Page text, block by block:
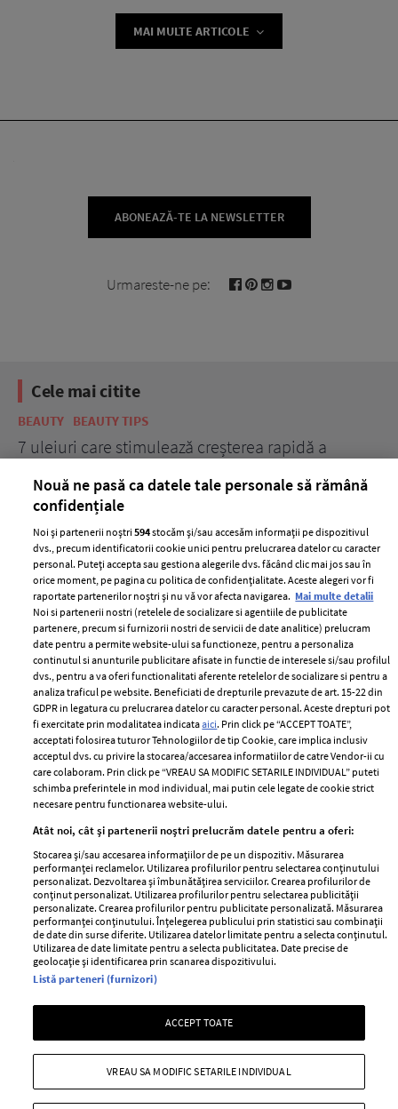
MAI MULTE ARTICOLE
ABONEAZĂ-TE LA NEWSLETTER
Urmareste-ne pe:
Cele mai citite
BEAUTY BEAUTY TIPS
7 uleiuri care stimulează creșterea rapidă a
ELLE Style Awards
2024
Despre ELLE
Romania
Contact
Abonamente
Termeni si conditii
Politica de
confidențialitate
Politica de cookies
Publicitate
GSP
Unica
Baby
Retete
femei
Viva
Avantaje
Retete practice
Pariază responsabil! Decizia ONJN nr. 821/25.09.2025.
Jocurile de noroc sunt interzise minorilor.
Copyright © 2026 Ringier Romania SRL
Nouă ne pasă ca datele tale personale să rămână
confidențiale
Noi și partenerii noștri594stocăm și/sau accesăm informații pe dispozitivul
dvs., precum identificatorii cookie unici pentru prelucrarea datelor cu caracter
personal. Puteți accepta sau gestiona alegerile dvs. făcând clic mai jos sau în
orice moment, pe pagina cu politica de confidențialitate. Aceste alegeri vor fi
raportate partenerilor noștri și nu vă vor afecta navigarea. Mai multe detalii
Noi si partenerii nostri (retelele de socializare si agentiile de publicitate
partenere, precum si furnizorii nostri de servicii de date analitice) prelucram
date pentru a permite website-ului sa functioneze, pentru a personaliza
continutul si anunturile publicitare afisate in functie de interesele si/sau profilul
dvs., pentru a va oferi functionalitati aferente retelelor de socializare si pentru a
analiza traficul pe website. Beneficiati de drepturile prevazute de art. 15-22 din
GDPR in legatura cu prelucrarea datelor cu caracter personal. Aceste drepturi pot
fi exercitate prin modalitatea indicataaici. Prin click pe “ACCEPT TOATE”,
acceptati folosirea tuturor Tehnologiilor de tip Cookie, care implica inclusiv
acceptul dvs. cu privire la stocarea/accesarea informatiilor de catre Vendor-ii cu
care colaboram. Prin click pe “VREAU SA MODIFIC SETARILE INDIVIDUAL” puteti
schimba preferintele in mod individual, mai putin cele legate de cookie strict
necesare pentru functionarea website-ului.
Atât noi, cât și partenerii noștri prelucrăm datele pentru a oferi:
Stocarea și/sau accesarea informațiilor de pe un dispozitiv. Măsurarea
performanței reclamelor. Utilizarea profilurilor pentru selectarea conținutului
personalizat. Dezvoltarea și îmbunătățirea serviciilor. Crearea profilurilor de
conținut personalizat. Utilizarea profilurilor pentru selectarea publicității
personalizate. Crearea profilurilor pentru publicitate personalizată. Măsurarea
performanței conținutului. Înțelegerea publicului prin statistici sau combinații
de date din surse diferite. Utilizarea datelor limitate pentru a selecta conținutul.
Utilizarea de date limitate pentru a selecta publicitatea. Date precise de
geolocație și identificarea prin scanarea dispozitivului.
Listă parteneri (furnizori)
ACCEPT TOATE
VREAU SA MODIFIC SETARILE INDIVIDUAL